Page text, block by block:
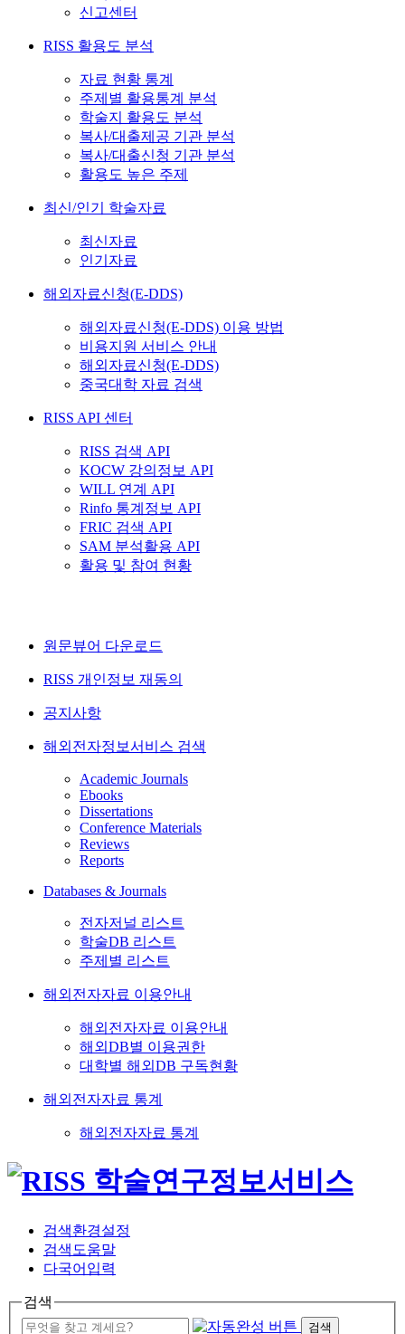
신고센터
RISS 활용도 분석
자료 현황 통계
주제별 활용통계 분석
학술지 활용도 분석
복사/대출제공 기관 분석
복사/대출신청 기관 분석
활용도 높은 주제
최신/인기 학술자료
최신자료
인기자료
해외자료신청(E-DDS)
해외자료신청(E-DDS) 이용 방법
비용지원 서비스 안내
해외자료신청(E-DDS)
중국대학 자료 검색
RISS API 센터
RISS 검색 API
KOCW 강의정보 API
WILL 연계 API
Rinfo 통계정보 API
FRIC 검색 API
SAM 분석활용 API
활용 및 참여 현황
원문뷰어 다운로드
RISS 개인정보 재동의
공지사항
해외전자정보서비스 검색
Academic Journals
Ebooks
Dissertations
Conference Materials
Reviews
Reports
Databases & Journals
전자저널 리스트
학술DB 리스트
주제별 리스트
해외전자자료 이용안내
해외전자자료 이용안내
해외DB별 이용권한
대학별 해외DB 구독현황
해외전자자료 통계
해외전자자료 통계
검색환경설정
검색도움말
다국어입력
검색
검색